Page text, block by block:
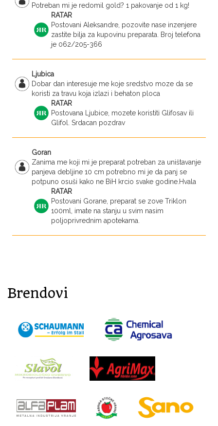
Potreban mi je redomil gold? 1 pakovanje od 1 kg!
RATAR
Postovani Aleksandre, pozovite nase inzenjere
zastite bilja za kupovinu preparata. Broj telefona
je 062/205-366
Ljubica
Dobar dan interesuje me koje sredstvo moze da se
koristi za travu koja izlazi i behaton ploca
RATAR
Postovana Ljubice, mozete koristiti Glifosav ili
Glifol. Srdacan pozdrav
Goran
Zanima me koji mi je preparat potreban za uništavanje
panjeva debljine 10 cm potrebno mi je da panj se
potpuno osuši kako ne BiH krcio svake godine.Hvala
RATAR
Postovani Gorane, preparat se zove Triklon
100ml, imate na stanju u svim nasim
poljoprivrednim apotekama.
Brendovi